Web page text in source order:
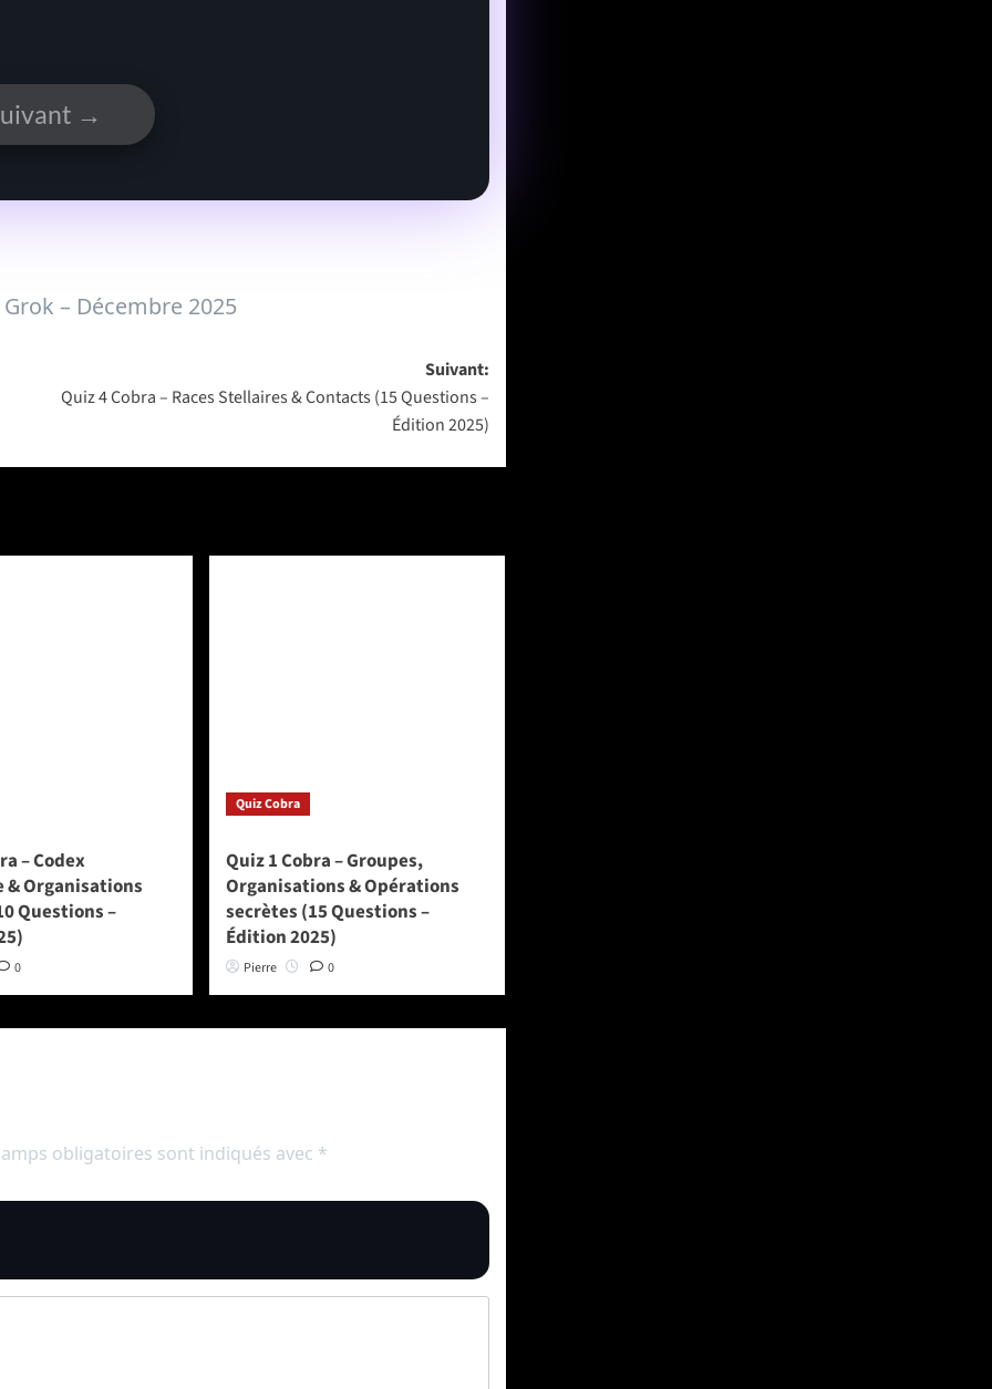
→
– Décembre 2025
Suivant:
Quiz 4 Cobra – Races Stellaires & Contacts (15 Questions –
Édition 2025)
– Codex
& Organisations
Questions –
0
Quiz Cobra
Quiz 1 Cobra – Groupes,
Organisations & Opérations
secrètes (15 Questions –
Édition 2025)
Pierre 0
obligatoires sont indiqués avec *